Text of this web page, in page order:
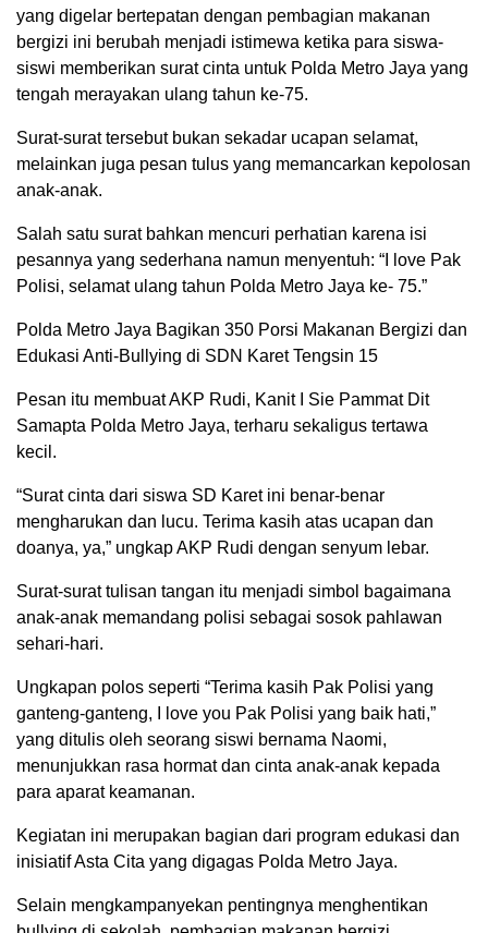
yang digelar bertepatan dengan pembagian makanan
bergizi ini berubah menjadi istimewa ketika para siswa-
siswi memberikan surat cinta untuk Polda Metro Jaya yang
tengah merayakan ulang tahun ke-75.
Surat-surat tersebut bukan sekadar ucapan selamat,
melainkan juga pesan tulus yang memancarkan kepolosan
anak-anak.
Salah satu surat bahkan mencuri perhatian karena isi
pesannya yang sederhana namun menyentuh: “I love Pak
Polisi, selamat ulang tahun Polda Metro Jaya ke- 75.”
Polda Metro Jaya Bagikan 350 Porsi Makanan Bergizi dan
Edukasi Anti-Bullying di SDN Karet Tengsin 15
Pesan itu membuat AKP Rudi, Kanit I Sie Pammat Dit
Samapta Polda Metro Jaya, terharu sekaligus tertawa
kecil.
“Surat cinta dari siswa SD Karet ini benar-benar
mengharukan dan lucu. Terima kasih atas ucapan dan
doanya, ya,” ungkap AKP Rudi dengan senyum lebar.
Surat-surat tulisan tangan itu menjadi simbol bagaimana
anak-anak memandang polisi sebagai sosok pahlawan
sehari-hari.
Ungkapan polos seperti “Terima kasih Pak Polisi yang
ganteng-ganteng, I love you Pak Polisi yang baik hati,”
yang ditulis oleh seorang siswi bernama Naomi,
menunjukkan rasa hormat dan cinta anak-anak kepada
para aparat keamanan.
Kegiatan ini merupakan bagian dari program edukasi dan
inisiatif Asta Cita yang digagas Polda Metro Jaya.
Selain mengkampanyekan pentingnya menghentikan